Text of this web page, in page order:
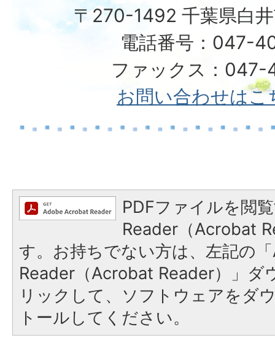
〒270-1492 千葉県白
電話番号：047-
ファックス：047-
お問い合わせはこ
PDFファイルを閲
Reader（Acrobat
す。お持ちでない方は、左記の
Reader（Acrobat Reader）」ダ
リックして、ソフトウェアをダ
トールしてください。